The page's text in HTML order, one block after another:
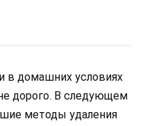
в домашних условиях
дорого. В следующем
методы удаления